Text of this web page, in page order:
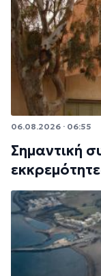
06.08.2026 · 06:55
Σημαντική